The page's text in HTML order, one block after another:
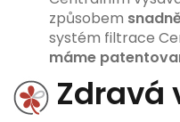
způsobem
systém filtrace
máme
Zdravá